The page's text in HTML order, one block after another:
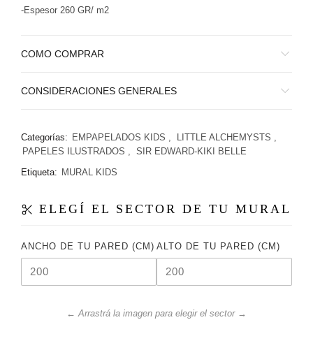
-Espesor 260 GR/ m2
COMO COMPRAR
CONSIDERACIONES GENERALES
Categorías: EMPAPELADOS KIDS LITTLE ALCHEMYSTS
PAPELES ILUSTRADOS
SIR EDWARD-KIKI BELLE
Etiqueta: MURAL KIDS
ELEGÍ EL SECTOR DE TU MURAL
ANCHO DE TU PARED (CM) ALTO DE TU PARED (CM)
← Arrastrá la imagen para elegir el sector →